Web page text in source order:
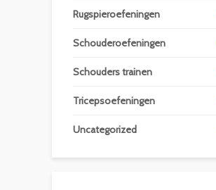
Rugspieroefeningen
Schouderoefeningen
Schouders trainen
Tricepsoefeningen
Uncategorized